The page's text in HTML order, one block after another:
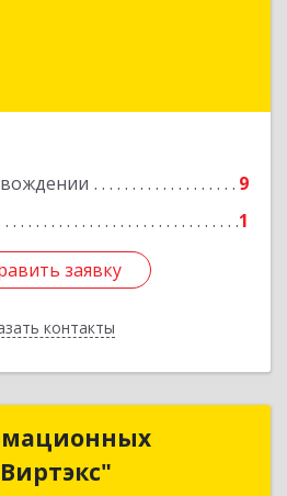
9
1
заявку
контакты
обл, Кольчугинский р-н,
заявку
Назад
информационных
"Виртэкс"